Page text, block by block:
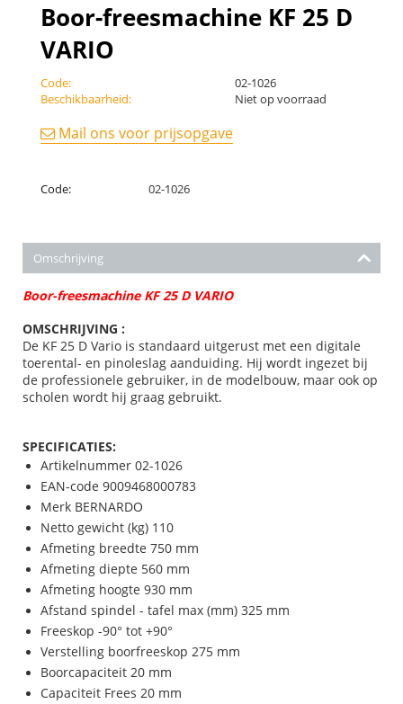
Boor-freesmachine KF 25 D
VARIO
Code:
02-1026
Beschikbaarheid:
Niet op voorraad
Mail ons voor prijsopgave
Code: 02-1026
Omschrijving
Boor-freesmachine KF 25 D VARIO
OMSCHRIJVING :
De KF 25 D Vario is standaard uitgerust met een digitale
toerental- en pinoleslag aanduiding. Hij wordt ingezet bij
de professionele gebruiker, in de modelbouw, maar ook op
scholen wordt hij graag gebruikt.
SPECIFICATIES:
Artikelnummer 02-1026
EAN-code 9009468000783
Merk BERNARDO
Netto gewicht (kg) 110
Afmeting breedte 750 mm
Afmeting diepte 560 mm
Afmeting hoogte 930 mm
Afstand spindel - tafel max (mm) 325 mm
Freeskop -90° tot +90°
Verstelling boorfreeskop 275 mm
Boorcapaciteit 20 mm
Capaciteit Frees 20 mm